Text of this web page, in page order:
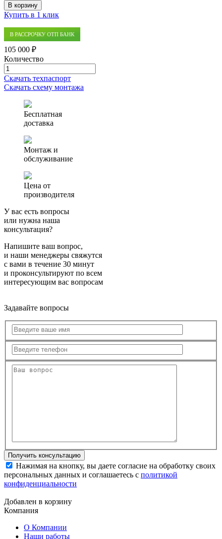
В корзину
Купить в 1 клик
В РАССРОЧКУ ОТП БАНК
105 000 ₽
Количество
Количество
товара
Септик
канализация)
Скачать техпаспорт
Скачать схему монтажа
Бесплатная
доставка
Монтаж и
обслуживание
Цена от
производителя
У вас есть вопросы
или нужна наша
консультация?
Напишите ваш вопрос,
и наши менеджеры свяжутся
с вами в течение 30 минут
и проконсультируют по всем
интересующим вас вопросам
Задавайте вопросы
Нажимая на кнопку, вы даете согласие на обработку своих
персональных данных и соглашаетесь с политикой
конфиденциальности
Добавлен в корзину
Компания
О Компании
Наши работы